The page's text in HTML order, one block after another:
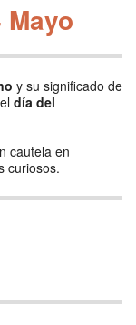
y su significado de
día del
cautela en
curiosos.